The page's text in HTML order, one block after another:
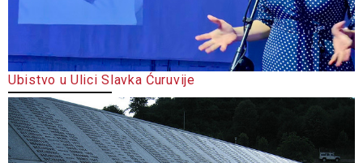
Ubistvo u Ulici Slavka Ćuruvije